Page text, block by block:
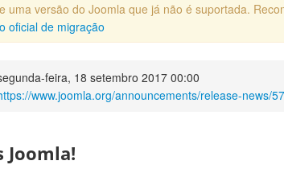
uma versão do Joomla que já não é suportada.
oficial de migração
feira, 18 setembro 2017 00:00
www.joomla.org/announcements/release-news/
Joomla!